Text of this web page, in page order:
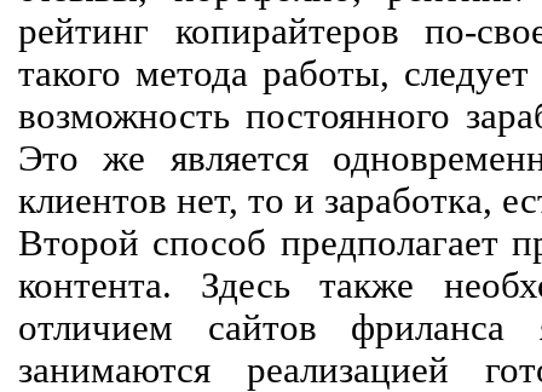
рейтинг копирайтеров по-
такого метода работы,
возможность постоянного
Это же является
клиентов нет, то и заработка,
Второй способ предполагает
контента. Здесь также
отличием сайтов
занимаются реализацией